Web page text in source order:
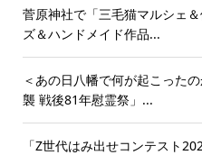
菅原神社で「三毛猫マルシェ
ズ＆ハンドメイド作品...
＜あの日八幡で何が起こった
襲 戦後81年慰霊祭」...
「Z世代はみ出せコンテスト